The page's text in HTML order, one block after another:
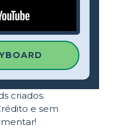
criados.
e sem